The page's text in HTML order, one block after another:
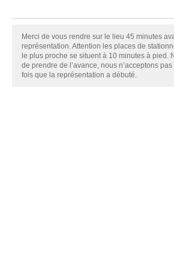
Merci de vous rendre sur le lieu 45 minutes
représentation. Attention les places de
le plus proche se situent à 10 minutes à pied.
de prendre de l’avance, nous n’acceptons
fois que la représentation a débuté.